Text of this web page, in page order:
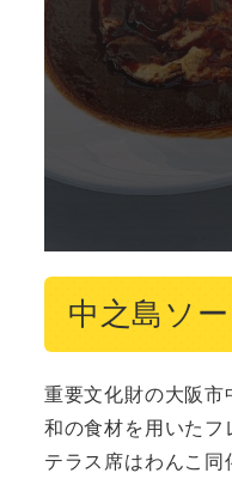
中之島ソ
重要文化財の大阪
和の食材を用いた
テラス席はわんこ同